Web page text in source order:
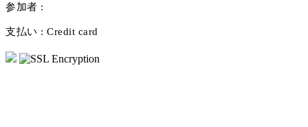
参加者 :
支払い : Credit card